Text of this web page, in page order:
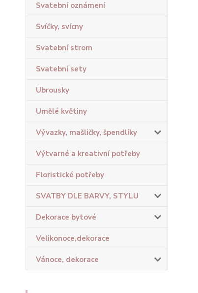
Svatební oznámení
Svíčky, svícny
Svatební strom
Svatební sety
Ubrousky
Umělé květiny
Vývazky, mašličky, špendlíky
Výtvarné a kreativní potřeby
Floristické potřeby
SVATBY DLE BARVY, STYLU
Dekorace bytové
Velikonoce,dekorace
Vánoce, dekorace